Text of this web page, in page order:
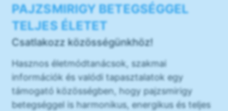
PAJZSMIRIGY BETEGSÉGGEL
TELJES ÉLETET
Csatlakozz közösségünkhöz!
Hasznos életmódtanácsok, szakmai
információk és valódi tapasztalatok egy
támogató közösségben, hogy pajzsmirigy
betegséggel is harmonikus, energikus és teljes